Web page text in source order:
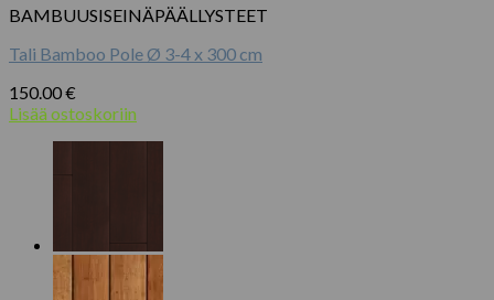
BAMBUUSISEINÄPÄÄLLYSTEET
Tali Bamboo Pole Ø 3-4 x 300 cm
150.00€
Lisää ostoskoriin